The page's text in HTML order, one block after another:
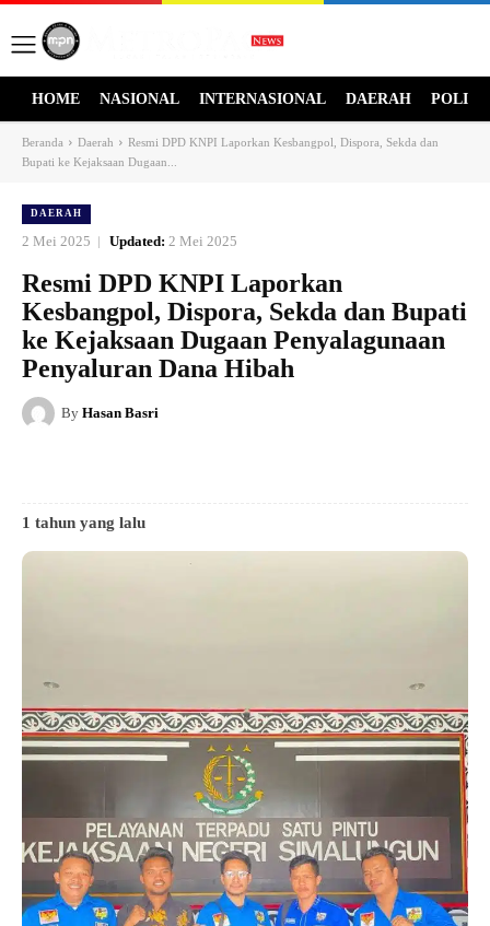
HOME NASIONAL INTERNASIONAL DAERAH
Beranda Daerah
Resmi DPD KNPI Laporkan Kesbangpol, Dispora, Sekda dan
Bupati ke Kejaksaan Dugaan...
DAERAH
2 Mei 2025 Updated: 2 Mei 2025
Resmi DPD KNPI Laporkan
Kesbangpol, Dispora, Sekda dan Bupati
ke Kejaksaan Dugaan Penyalagunaan
Penyaluran Dana Hibah
By Hasan Basri
1 tahun yang lalu